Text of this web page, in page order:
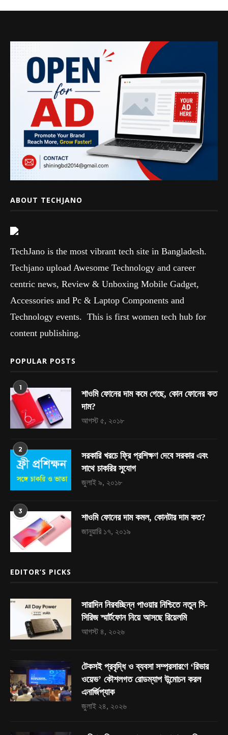
ABOUT TECHJANO
TechJano is the most vibrant tech site in Bangladesh.
Techjano upload Awesome Technology and career
centric news, Review & Unboxing Mobile Gadget,
Accessories and Pc & Laptop Components and
Technology events. This is first women tech hub for
content publishing.
POPULAR POSTS
1
শাওমি ফোনের দাম কমে গেছে, কোন ফোনের কত
দাম?
আগস্ট ৫, ২০১৮
2
সরকারি খরচে ফ্রি প্রশিক্ষণ দেবে সরকার এবং
সাথে চাকরির সুযোগ
জুলাই ৯, ২০১৮
3
শাওমি ফোনের দাম কমল, কোনটার দাম কত?
জানুয়ারি ১৭, ২০১৯
EDITOR’S PICKS
সারাদিন নিরবচ্ছিন্ন পাওয়ার নিশ্চিতে নতুন সি-
সিরিজ স্মার্টফোন নিয়ে আসছে রিয়েলমি
আগস্ট ৪, ২০২৬
টেকসই প্রবৃদ্ধি ও ব্যবসা সম্প্রসারণে ‘রিভার
ওয়েভ’ কৌশলগত রোডম্যাপ উন্মোচন করল
এনার্জিপ্যাক
জুলাই ২৪, ২০২৬